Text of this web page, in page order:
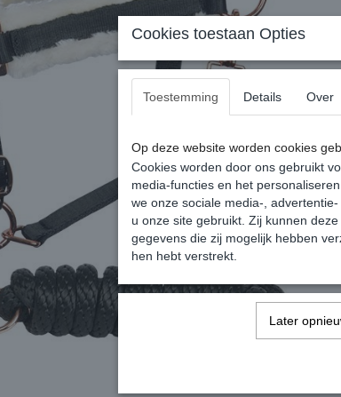
Cookies toestaan Opties
Toestemming Details Over
Op deze website worden cookies
Cookies worden door ons gebruikt
media-functies en het
we onze sociale media-,
u onze site gebruikt. Zij kunnen
gegevens die zij mogelijk hebben
hen hebt verstrekt.
Later